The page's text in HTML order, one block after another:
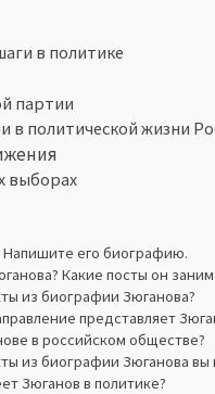
в политике
партии
в политической жизни
выборах
Напишите его биографию.
Какие посты он
из биографии Зюганова?
представляет
в российском обществе?
из биографии Зюганова вы
Зюганов в политике?